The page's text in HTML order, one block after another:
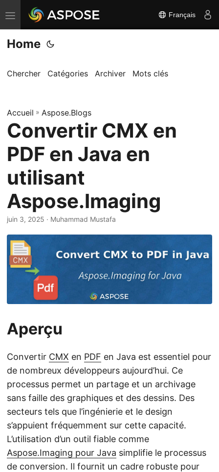
B
a
s
u
r
l
a
n
v
i
g
a
t
o
Français
Home
Chercher Catégories Archiver Mots clés
Accueil » Aspose.Blogs
Convertir CMX en
PDF en Java en
utilisant
Aspose.Imaging
juin 3, 2025 · Muhammad Mustafa
Aperçu
Convertir CMX en PDF en Java est essentiel pour
de nombreux développeurs aujourd’hui. Ce
processus permet un partage et un archivage
sans faille des graphiques et des dessins. Des
secteurs tels que l’ingénierie et le design
s’appuient fréquemment sur cette capacité.
L’utilisation d’un outil fiable comme
Aspose.Imaging pour Java simplifie le processus
de conversion. Il fournit un cadre robuste pour